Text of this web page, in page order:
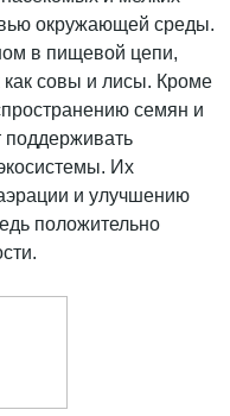
окружающей среды.
в пищевой цепи,
совы и лисы. Кроме
семян и
поддерживать
Их
и улучшению
положительно